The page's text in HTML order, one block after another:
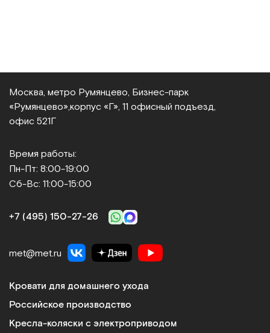
Москва, метро Румянцево, Бизнес‑парк
«Румянцево», корпус «Г», 11 офисный подъезд,
офис 521Г
Время работы:
Пн-Пт: 8:00-19:00
Сб-Вс: 11:00-15:00
+7 (495) 150‑27‑26
met@met.ru
Кровати для домашнего ухода
Российское производство
Кресла-коляски с электроприводом